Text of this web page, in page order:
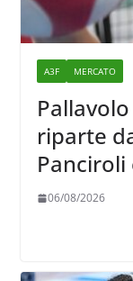
A3F MERCATO
riparte
06/08/2026